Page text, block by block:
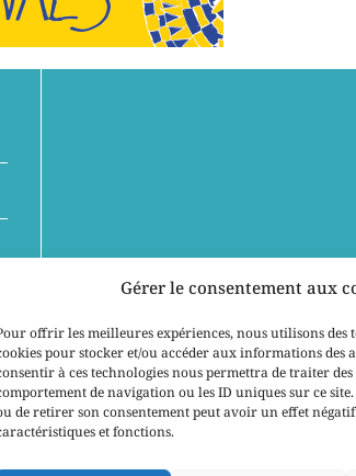
Gérer le consentement aux
offrir les meilleures expériences, nous utilisons des
pour stocker et/ou accéder aux informations des
à ces technologies nous permettra de traiter des
de navigation ou les ID uniques sur ce
de retirer son consentement peut avoir un effet
et fonctions.